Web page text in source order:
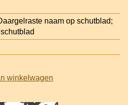
naam op schutblad;
winkelwagen